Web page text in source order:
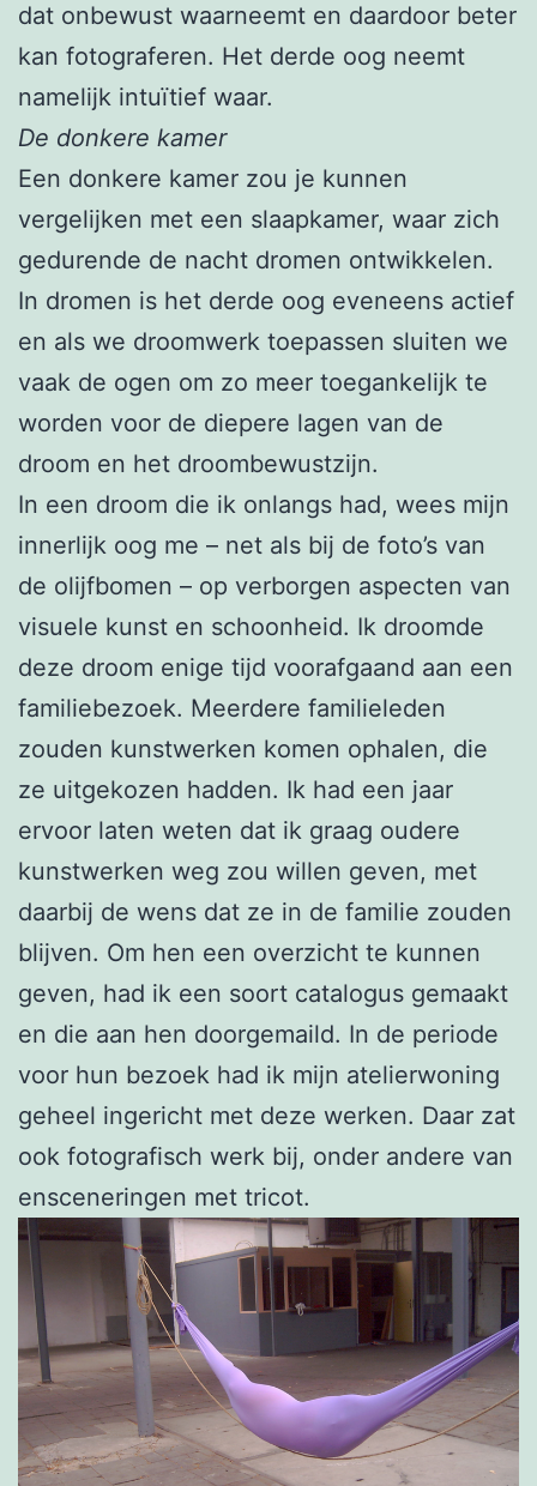
dat onbewust waarneemt en daardoor beter
kan fotograferen. Het derde oog neemt
namelijk intuïtief waar.
De donkere kamer
Een donkere kamer zou je kunnen
vergelijken met een slaapkamer, waar zich
gedurende de nacht dromen ontwikkelen.
In dromen is het derde oog eveneens actief
en als we droomwerk toepassen sluiten we
vaak de ogen om zo meer toegankelijk te
worden voor de diepere lagen van de
droom en het droombewustzijn.
In een droom die ik onlangs had, wees mijn
innerlijk oog me – net als bij de foto’s van
de olijfbomen – op verborgen aspecten van
visuele kunst en schoonheid. Ik droomde
deze droom enige tijd voorafgaand aan een
familiebezoek. Meerdere familieleden
zouden kunstwerken komen ophalen, die
ze uitgekozen hadden. Ik had een jaar
ervoor laten weten dat ik graag oudere
kunstwerken weg zou willen geven, met
daarbij de wens dat ze in de familie zouden
blijven. Om hen een overzicht te kunnen
geven, had ik een soort catalogus gemaakt
en die aan hen doorgemaild. In de periode
voor hun bezoek had ik mijn atelierwoning
geheel ingericht met deze werken. Daar zat
ook fotografisch werk bij, onder andere van
ensceneringen met tricot.